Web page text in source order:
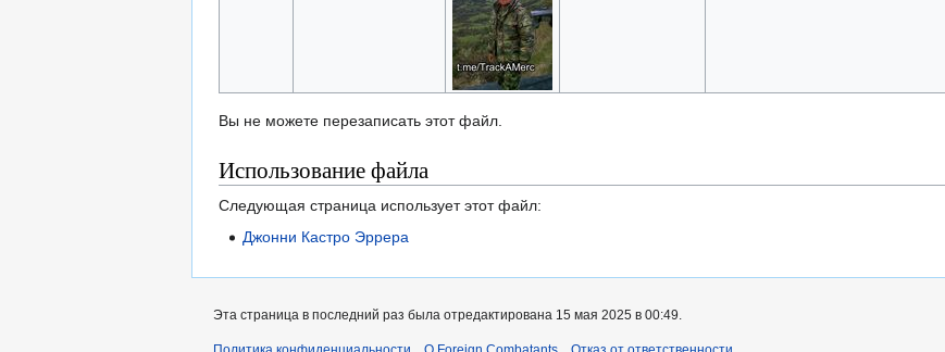
Вы не можете перезаписать этот файл.
Использование файла
Следующая страница использует этот файл:
Джонни Кастро Эррера
Эта страница в последний раз была отредактирована 15 мая 2025 в 00:49.